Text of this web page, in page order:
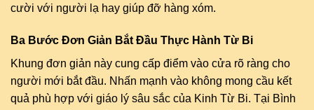
cười với người lạ hay giúp đỡ hàng xóm.
Ba Bước Đơn Giản Bắt Đầu Thực Hành Từ Bi
Khung đơn giản này cung cấp điểm vào cửa rõ ràng cho
người mới bắt đầu. Nhấn mạnh vào không mong cầu kết
quả phù hợp với giáo lý sâu sắc của Kinh Từ Bi. Tại Bình